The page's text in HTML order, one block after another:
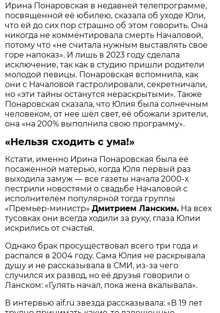
Ирина Понаровская в недавней телепрограмме,
посвященной её юбилею, сказала об уходе Юли,
что ей до сих пор страшно об этом говорить. Она
никогда не комментировала смерть Началовой,
потому что «не считала нужным выставлять свое
горе напоказ». И лишь в 2023 году сделала
исключение, так как в студию пришли родители
молодой певицы. Понаровская вспомнила, как
они с Началовой гастролировали, секретничали,
но «эти тайны останутся нераскрытыми». Также
Понаровская сказала, что Юлия была солнечным
человеком, от нее шёл свет, её обожали зрители,
она «на 200% выполнила свою программу».
«Нельзя сходить с ума!»
Кстати, именно Ирина Понаровская была её
посаженной матерью, когда Юля первый раз
выходила замуж — все газеты начала 2000-х
пестрили новостями о свадьбе Началовой с
исполнителем популярной тогда группы
«Премьер-министр»Дмитрием Ланским. На всех
тусовках они всегда ходили за руку, глаза Юлии
искрились от счастья.
Однако брак просуществовал всего три года и
распался в 2004 году. Сама Юлия не раскрывала
душу и не рассказывала в СМИ, из-за чего
случился их развод, но её друзья говорили о
Ланском: «Гулять начал, пока жена вкалывала».
В интервью aif.ru звезда рассказывала: «В 19 лет